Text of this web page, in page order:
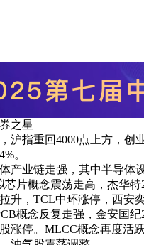
，读懂复
亚迪、碧桂
头未来产业
讯五虎是如何
定能看懂“商业
业股权融资：
之星
沪指重回4000点上方，创
。
产业链走强，其中半导体
芯片概念震荡走高，杰华特
升，TCL中环涨停，西安
概念反复走强，金安国纪
涨停。MLCC概念再度活